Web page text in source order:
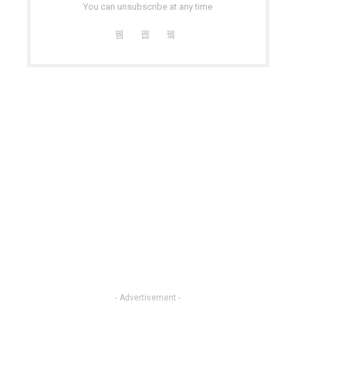
You can unsubscribe at any time
- Advertisement -